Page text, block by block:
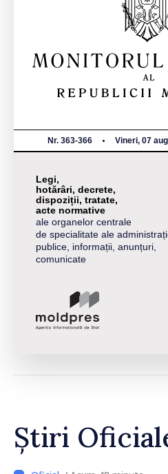
Nr. 363-366 Vineri, 07
Legi,
hotărâri, decrete,
dispoziții, tratate,
acte normative
ale organelor centrale
de specialitate ale
publice, informații, anunțuri,
comunicate
Știri